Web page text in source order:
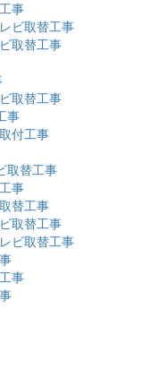
事
ビ取替工事
取替工事
取替工事
事
付工事
替工事
事
替工事
取替工事
ビ取替工事
事